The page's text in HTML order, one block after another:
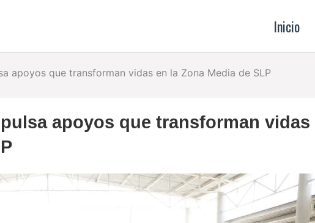
Inicio
apoyos que transforman vidas en la Zona Media de SLP
apoyos que transforman vidas